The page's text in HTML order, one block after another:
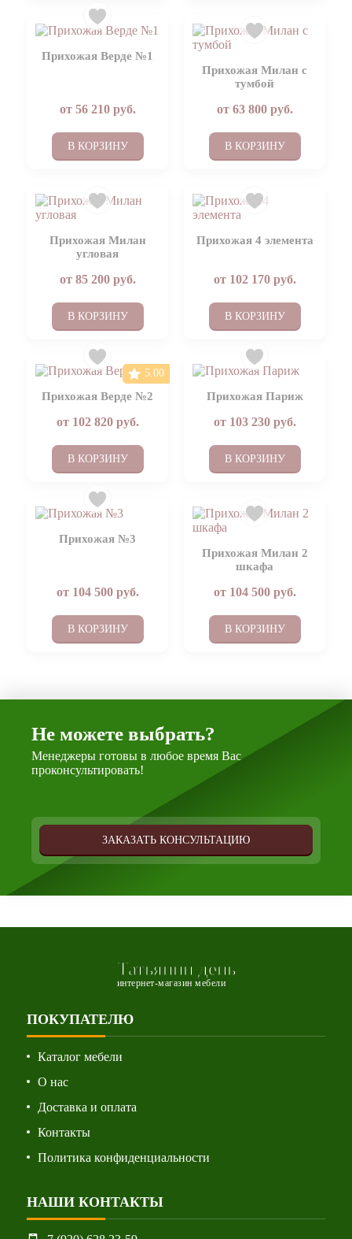
Прихожая Верде №1
от 56 210руб.
В КОРЗИНУ
Прихожая Милан с
тумбой
от 63 800руб.
В КОРЗИНУ
Прихожая Милан
угловая
от 85 200руб.
В КОРЗИНУ
Прихожая 4 элемента
от 102 170руб.
В КОРЗИНУ
Прихожая Верде №2
от 102 820руб.
В КОРЗИНУ
5.00
Прихожая Париж
от 103 230руб.
В КОРЗИНУ
Прихожая №3
от 104 500руб.
В КОРЗИНУ
Прихожая Милан 2
шкафа
от 104 500руб.
В КОРЗИНУ
Не можете выбрать?
Менеджеры готовы в любое время Вас
проконсультировать!
ЗАКАЗАТЬ КОНСУЛЬТАЦИЮ
Татьянин день
интернет-магазин мебели
ПОКУПАТЕЛЮ
Каталог мебели
О нас
Доставка и оплата
Контакты
Политика конфиденциальности
НАШИ КОНТАКТЫ